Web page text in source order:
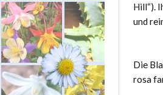
Hill“).
und
Die
rosa